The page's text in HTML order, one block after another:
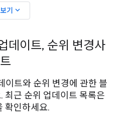
기 expand_more
데이트, 순위 변경사
이트와 순위 변경에 관한 블
최근 순위 업데이트 목록은
확인하세요.